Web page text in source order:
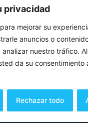
privacidad
mejorar su
anuncios o
analizar nuestro tráfico.
da su consentimiento
Rechazar todo